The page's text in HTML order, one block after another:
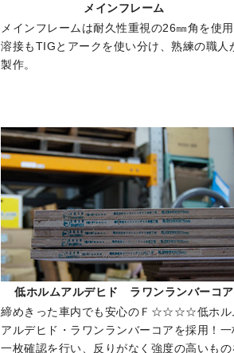
メインフレーム
メインフレームは耐久性重視の26㎜角を使
溶接もTIGとアークを使い分け、熟練の職人
製作。
低ホルムアルデヒド ラワンランバーコア
締めきった車内でも安心のＦ☆☆☆☆低ホル
アルデヒド・ラワンランバーコアを採用！一
一枚確認を行い、反りがなく強度の高いもの